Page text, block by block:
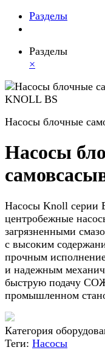
Разделы
Разделы
×
Насосы блочные
Насосы
Насосы Knoll серии
центробежные
загрязненными
с высоким
прочным
и надежным
быструю подачу
промышленном
Категория
Теги: Насосы